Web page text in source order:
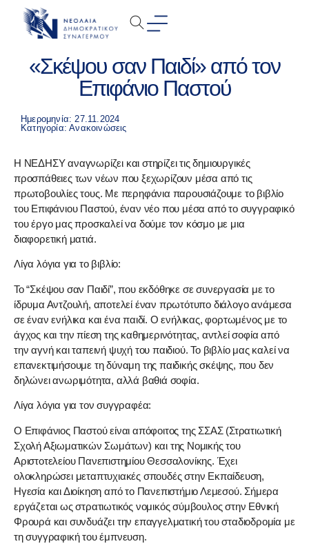
«Σκέψου σαν Παιδί» από τον
Επιφάνιο Παστού
Ημερομηνία: 27.11.2024
Κατηγορία:Ανακοινώσεις
Η ΝΕΔΗΣΥ αναγνωρίζει και στηρίζει τις δημιουργικές
προσπάθειες των νέων που ξεχωρίζουν μέσα από τις
πρωτοβουλίες τους. Με περηφάνια παρουσιάζουμε το βιβλίο
του Επιφάνιου Παστού, έναν νέο που μέσα από το συγγραφικό
του έργο μας προσκαλεί να δούμε τον κόσμο με μια
διαφορετική ματιά.
Λίγα λόγια για το βιβλίο:
Το “Σκέψου σαν Παιδί”, που εκδόθηκε σε συνεργασία με το
ίδρυμα Αντζουλή, αποτελεί έναν πρωτότυπο διάλογο ανάμεσα
σε έναν ενήλικα και ένα παιδί. Ο ενήλικας, φορτωμένος με το
άγχος και την πίεση της καθημερινότητας, αντλεί σοφία από
την αγνή και ταπεινή ψυχή του παιδιού. Το βιβλίο μας καλεί να
επανεκτιμήσουμε τη δύναμη της παιδικής σκέψης, που δεν
δηλώνει ανωριμότητα, αλλά βαθιά σοφία.
Λίγα λόγια για τον συγγραφέα:
Ο Επιφάνιος Παστού είναι απόφοιτος της ΣΣΑΣ (Στρατιωτική
Σχολή Αξιωματικών Σωμάτων) και της Νομικής του
Αριστοτελείου Πανεπιστημίου Θεσσαλονίκης. Έχει
ολοκληρώσει μεταπτυχιακές σπουδές στην Εκπαίδευση,
Ηγεσία και Διοίκηση από το Πανεπιστήμιο Λεμεσού. Σήμερα
εργάζεται ως στρατιωτικός νομικός σύμβουλος στην Εθνική
Φρουρά και συνδυάζει την επαγγελματική του σταδιοδρομία με
τη συγγραφική του έμπνευση.